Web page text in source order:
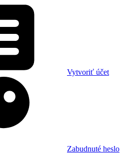
Vytvoriť účet
Zabudnuté heslo